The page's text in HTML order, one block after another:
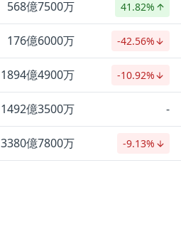
568億7500万 41.82%
176億6000万 -42.56%
1894億4900万 -10.92%
1492億3500万 -
3380億7800万 -9.13%